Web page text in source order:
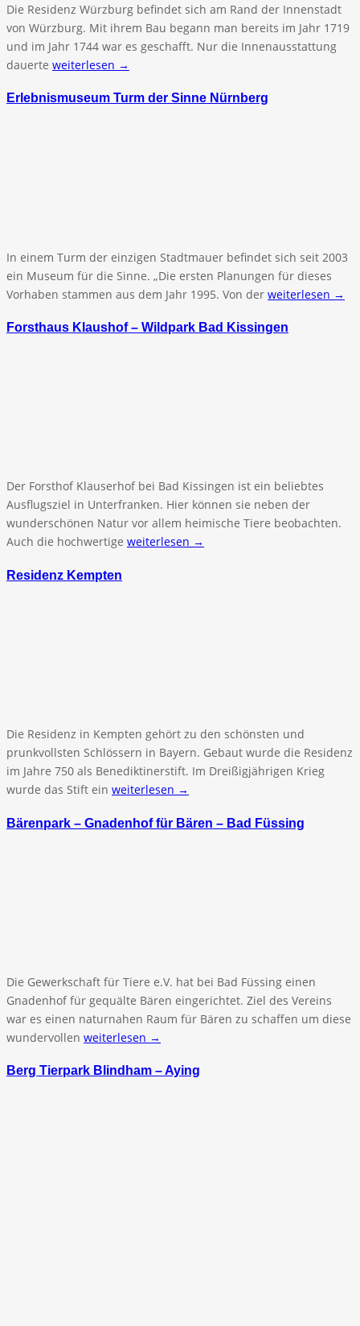
Die Residenz Würzburg befindet sich am Rand der Innenstadt
von Würzburg. Mit ihrem Bau begann man bereits im Jahr 1719
und im Jahr 1744 war es geschafft. Nur die Innenausstattung
dauerte weiterlesen →
Erlebnismuseum Turm der Sinne Nürnberg
In einem Turm der einzigen Stadtmauer befindet sich seit 2003
ein Museum für die Sinne. „Die ersten Planungen für dieses
Vorhaben stammen aus dem Jahr 1995. Von der weiterlesen →
Forsthaus Klaushof – Wildpark Bad Kissingen
Der Forsthof Klauserhof bei Bad Kissingen ist ein beliebtes
Ausflugsziel in Unterfranken. Hier können sie neben der
wunderschönen Natur vor allem heimische Tiere beobachten.
Auch die hochwertige weiterlesen →
Residenz Kempten
Die Residenz in Kempten gehört zu den schönsten und
prunkvollsten Schlössern in Bayern. Gebaut wurde die Residenz
im Jahre 750 als Benediktinerstift. Im Dreißigjährigen Krieg
wurde das Stift ein weiterlesen →
Bärenpark – Gnadenhof für Bären – Bad Füssing
Die Gewerkschaft für Tiere e.V. hat bei Bad Füssing einen
Gnadenhof für gequälte Bären eingerichtet. Ziel des Vereins
war es einen naturnahen Raum für Bären zu schaffen um diese
wundervollen weiterlesen →
Berg Tierpark Blindham – Aying